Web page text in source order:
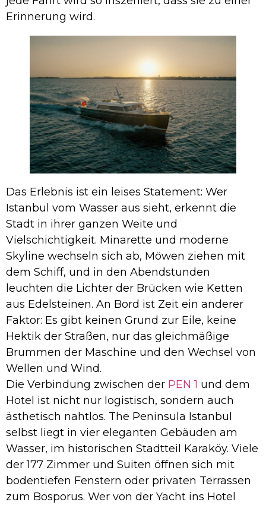
Erinnerung wird.
Das Erlebnis ist ein leises Statement: Wer
Istanbul vom Wasser aus sieht, erkennt die
Stadt in ihrer ganzen Weite und
Vielschichtigkeit. Minarette und moderne
Skyline wechseln sich ab, Möwen ziehen mit
dem Schiff, und in den Abendstunden
leuchten die Lichter der Brücken wie Ketten
aus Edelsteinen. An Bord ist Zeit ein anderer
Faktor: Es gibt keinen Grund zur Eile, keine
Hektik der Straßen, nur das gleichmäßige
Brummen der Maschine und den Wechsel von
Wellen und Wind.
Die Verbindung zwischen der PEN 1 und dem
Hotel ist nicht nur logistisch, sondern auch
ästhetisch nahtlos. The Peninsula Istanbul
selbst liegt in vier eleganten Gebäuden am
Wasser, im historischen Stadtteil Karaköy. Viele
der 177 Zimmer und Suiten öffnen sich mit
bodentiefen Fenstern oder privaten Terrassen
zum Bosporus. Wer von der Yacht ins Hotel